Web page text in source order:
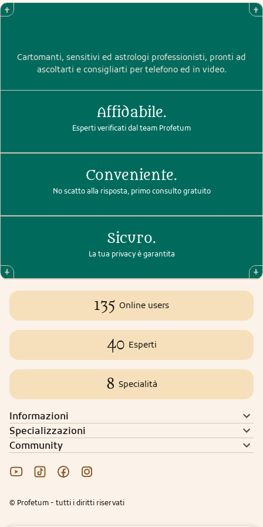
Cartomanti, sensitivi ed astrologi professionisti, pronti ad
ascoltarti e consigliarti per telefono ed in video.
Affidabile.
Esperti verificati dal team Profetum
Conveniente.
No scatto alla risposta, primo consulto gratuito
Sicuro.
La tua privacy è garantita
135 Online users
40 Esperti
8 Specialità
Informazioni
Specializzazioni
Community
© Profetum - tutti i diritti riservati